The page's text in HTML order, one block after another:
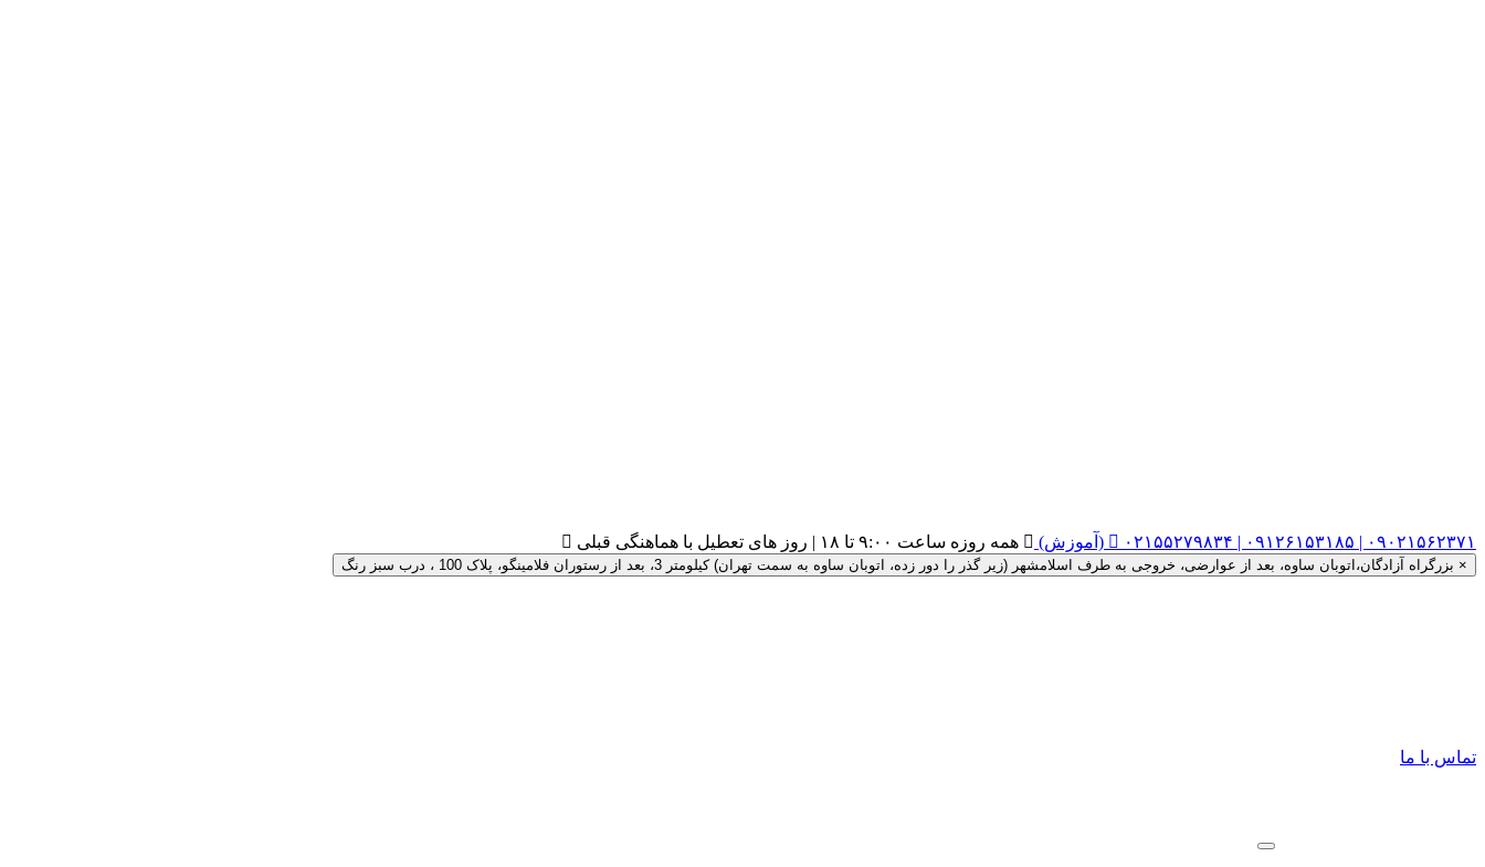
 ۰۲۱۵۵۲۷۹۸۳۴ | ۰۹۱۲۶۱۵۳۱۸۵ | ۰۹۰۲۱۵۶۲۳۷۱ (آموزش)  همه روزه ساعت ۹:۰۰ تا ۱۸ | روز های تعطیل با هماهنگی قبلی 
× بزرگراه آزادگان،اتوبان ساوه، بعد از عوارضی، خروجی به طرف اسلامشهر (زیر گذر را دور زده، اتوبان ساوه به سمت تهران) کیلومتر 3، بعد از رستوران فلامینگو، پلاک 100 ، درب سبز رنگ
تماس با ما